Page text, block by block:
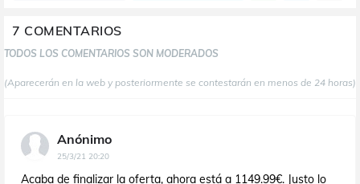
7 COMENTARIOS
TODOS LOS COMENTARIOS SON MODERADOS
(Aparecerán en la web y posteriormente se contestarán en menos de 24 horas)
Anónimo
25/3/21 20:20
Acaba de finalizar la oferta, ahora está a 1149.99€. Justo lo